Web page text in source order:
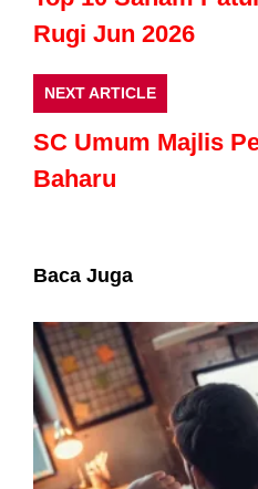
Rugi Jun 2026
NEXT ARTICLE
SC Umum Majlis
Baharu
Baca Juga